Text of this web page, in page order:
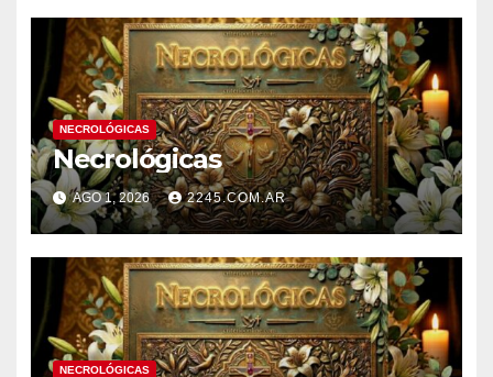
NECROLÓGICAS
Necrológicas
AGO 1, 2026 2245.COM.AR
NECROLÓGICAS